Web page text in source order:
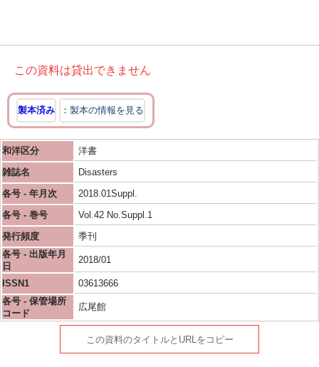
この資料は貸出できません
製本済み 製本の情報を見る
和洋区分
洋書
雑誌名
Disasters
各号 - 年月次
2018.01Suppl.
各号 - 巻号
Vol.42 No.Suppl.1
発行頻度
季刊
各号 - 出版年月
日
2018/01
ISSN1
03613666
各号 - 保管場所
コード
広尾館
この資料のタイトルとURLをコピー